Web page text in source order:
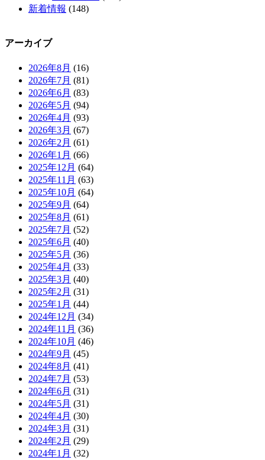
新着情報 (148)
アーカイブ
2026年8月 (16)
2026年7月 (81)
2026年6月 (83)
2026年5月 (94)
2026年4月 (93)
2026年3月 (67)
2026年2月 (61)
2026年1月 (66)
2025年12月 (64)
2025年11月 (63)
2025年10月 (64)
2025年9月 (64)
2025年8月 (61)
2025年7月 (52)
2025年6月 (40)
2025年5月 (36)
2025年4月 (33)
2025年3月 (40)
2025年2月 (31)
2025年1月 (44)
2024年12月 (34)
2024年11月 (36)
2024年10月 (46)
2024年9月 (45)
2024年8月 (41)
2024年7月 (53)
2024年6月 (31)
2024年5月 (31)
2024年4月 (30)
2024年3月 (31)
2024年2月 (29)
2024年1月 (32)